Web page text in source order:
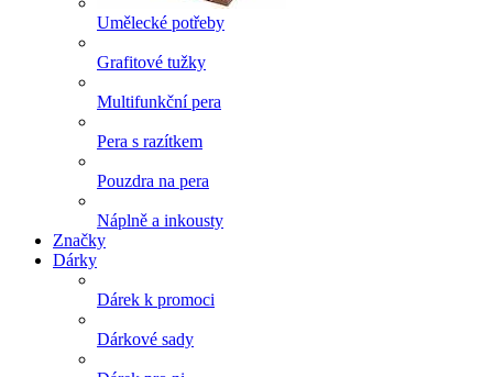
Umělecké potřeby
Grafitové tužky
Multifunkční pera
Pera s razítkem
Pouzdra na pera
Náplně a inkousty
Značky
Dárky
Dárek k promoci
Dárkové sady